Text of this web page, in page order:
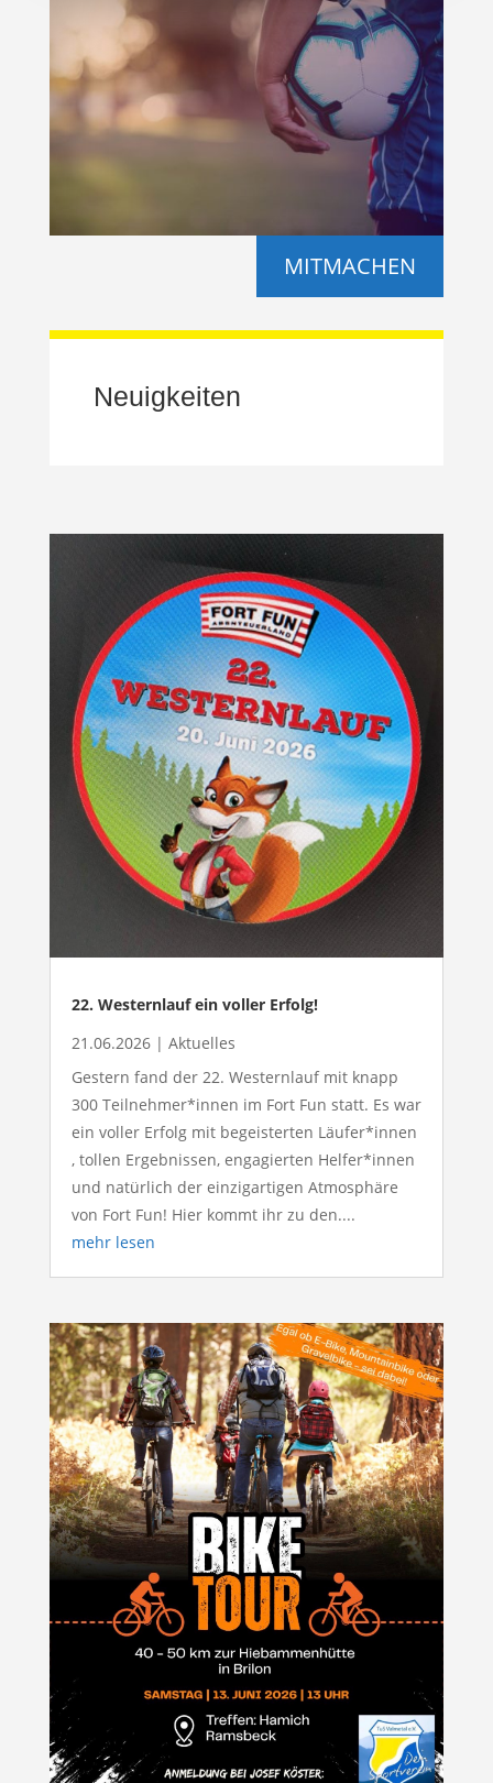
MITMACHEN
Neuigkeiten
22. Westernlauf ein voller Erfolg!
21.06.2026| Aktuelles
Gestern fand der 22. Westernlauf mit knapp
300 Teilnehmer*innen im Fort Fun statt. Es war
ein voller Erfolg mit begeisterten Läufer*innen
, tollen Ergebnissen, engagierten Helfer*innen
und natürlich der einzigartigen Atmosphäre
von Fort Fun! Hier kommt ihr zu den....
mehr lesen